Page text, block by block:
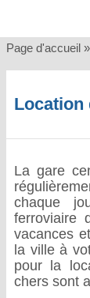
Page d'accueil »
Location
La gare
chaque
ferroviaire
vacances
la ville à
pour la
chers sont